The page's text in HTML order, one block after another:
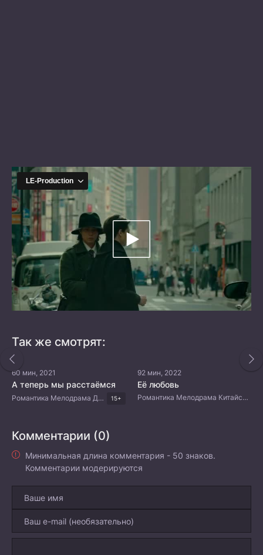
Так же смотрят:
60 мин, 2021
А теперь мы расстаёмся
Романтика Мелодрама Драма Корейские дорамы 15+
92 мин, 2022
Её любовь
Романтика Мелодрама Китайские дорамы
Комментарии (0)
Минимальная длина комментария - 50 знаков.
Комментарии модерируются